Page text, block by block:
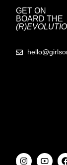
GET ON
BOARD THE